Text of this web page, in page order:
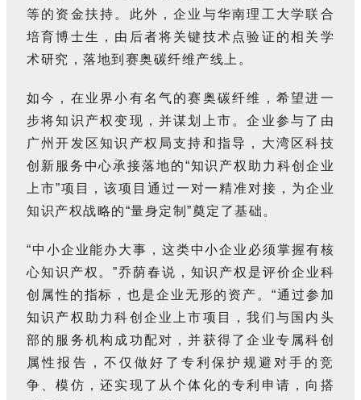
等的资金扶持。此外，企业与华南理工大学联合
培育博士生，由后者将关键技术点验证的相关学
术研究，落地到赛奥碳纤维产线上。
如今，在业界小有名气的赛奥碳纤维，希望进一
步将知识产权变现，并谋划上市。企业参与了由
广州开发区知识产权局支持和指导，大湾区科技
创新服务中心承接落地的“知识产权助力科创企业
上市”项目，该项目通过一对一精准对接，为企业
知识产权战略的“量身定制”奠定了基础。
“中小企业能办大事，这类中小企业必须掌握有核
心知识产权。”乔荫春说，知识产权是评价企业科
创属性的指标，也是企业无形的资产。“通过参加
知识产权助力科创企业上市项目，我们与国内头
部的服务机构成功配对，并获得了企业专属科创
属性报告，不仅做好了专利保护规避对手的竞
争、模仿，还实现了从个体化的专利申请，向搭